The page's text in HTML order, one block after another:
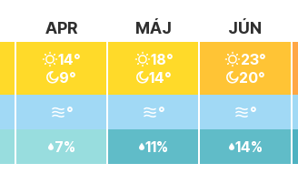
APR
14°
9°
°
7%
MÁJ
18°
14°
°
11%
JÚN
23°
20°
°
14%